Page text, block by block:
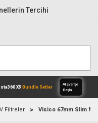
Tercihi
Filtreler Visico 67mm Slim